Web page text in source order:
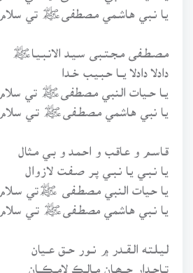
يـا نـبي هـاشـمي مـصطفىﷺ تي سلام
مـصـطـفى مـجـتـبى سـيـد الانـبـيـاﷺ
دادلا دادلا يـــا حـبـيـب خــدا
يــا حــيات الـنبي مـصطفىﷺ تي سلام
يـا نبي هـاشمي مـصطـفىﷺ تـي سلام
قـاسـم و عـاقـب و احـمـد و بـي مـثال
يـا نـبـي يـا نـبـي پـر صـفـت لازوال
يـا حـيات الـنبي مـصطـفى ﷺتي سـلام
يـا نـبي هـاشمي مصطـفىﷺ تـي سلام
لـيـلـتـه الـقــدر ۾ نــور حــق عــيان
تــاجــدار جـــھــان مــالــڪ لامــڪـــان